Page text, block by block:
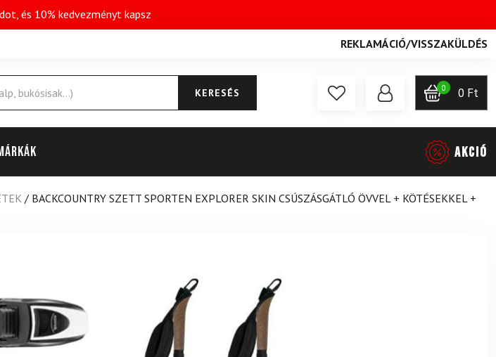
és 10% kedvezményt kapsz
REKLAMÁCIÓ/VISSZAKÜLDÉS
KERESÉS 0 0 Ft
AKCIÓ
/ BACKCOUNTRY SZETT SPORTEN EXPLORER SKIN CSÚSZÁSGÁTLÓ ÖVVEL + KÖTÉSEKKEL +